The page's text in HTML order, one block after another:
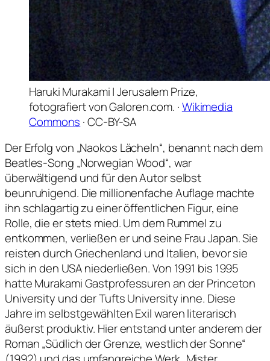
Haruki Murakami | Jerusalem Prize,
fotografiert von Galoren.com. ·Wikimedia
Commons · CC-BY-SA
Der Erfolg von „Naokos Lächeln“, benannt nach dem
Beatles-Song „Norwegian Wood“, war
überwältigend und für den Autor selbst
beunruhigend. Die millionenfache Auflage machte
ihn schlagartig zu einer öffentlichen Figur, eine
Rolle, die er stets mied. Um dem Rummel zu
entkommen, verließen er und seine Frau Japan. Sie
reisten durch Griechenland und Italien, bevor sie
sich in den USA niederließen. Von 1991 bis 1995
hatte Murakami Gastprofessuren an der Princeton
University und der Tufts University inne. Diese
Jahre im selbstgewählten Exil waren literarisch
äußerst produktiv. Hier entstand unter anderem der
Roman „Südlich der Grenze, westlich der Sonne“